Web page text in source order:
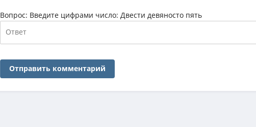
Вопрос: Введите цифрами число: Двести девяносто пять
Отправить комментарий